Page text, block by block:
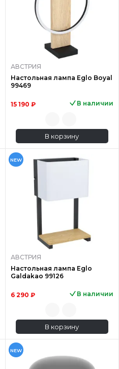
АВСТРИЯ
Настольная лампа Eglo Boyal
99469
15 190 ₽ В наличии
В корзину
NEW
АВСТРИЯ
Настольная лампа Eglo
Galdakao 99126
6 290 ₽ В наличии
В корзину
NEW